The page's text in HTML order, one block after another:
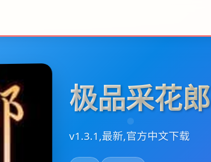
极品采花郎
v1.3.1,最新,官方中文下载